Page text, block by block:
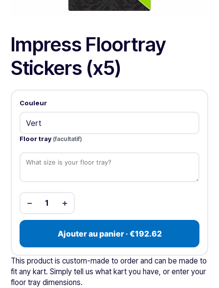
Impress Floortray
Stickers (x5)
Couleur
Floor tray (facultatif)
− 1 +
Ajouter au panier · €192.62
This product is custom-made to order and can be made to
fit any kart. Simply tell us what kart you have, or enter your
floor tray dimensions.